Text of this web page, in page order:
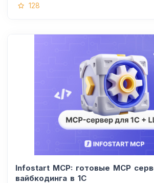
128
Infostart MCP: готовые MCP
вайбкодинга в 1С